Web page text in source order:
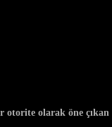
otorite olarak öne